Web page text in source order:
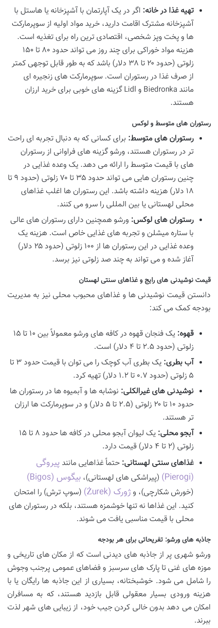
تهیه غذا در خانه: اگر در یک آپارتمان با آشپزخانه یا هاستل با
آشپزخانه مشترک اقامت دارید، خرید مواد اولیه از سوپرمارکت
ها و پخت وپز شخصی، اقتصادی ترین راه برای تغذیه است.
هزینه مواد خوراکی برای چند روز می تواند حدود ۸۰ تا ۱۵۰
زلوتی (حدود ۲۰ تا ۳۸ دلار) باشد که به طور قابل توجهی کمتر
از صرف غذا در رستوران است. سوپرمارکت های زنجیره ای
مانند Biedronka و Lidl گزینه های خوبی برای خرید ارزان
هستند.
رستوران های متوسط و لوکس
رستوران های متوسط: برای کسانی که به دنبال تجربه ای راحت
تر در رستوران هستند، ورشو گزینه های فراوانی از رستوران
های با قیمت متوسط را ارائه می دهد. یک وعده غذایی در
چنین رستوران هایی می تواند حدود ۳۵ تا ۷۰ زلوتی (حدود ۹ تا
۱۸ دلار) هزینه داشته باشد. این رستوران ها اغلب غذاهای
محلی لهستانی یا بین المللی را سرو می کنند.
رستوران های لوکس: ورشو همچنین دارای رستوران های عالی
با ستاره میشلن و تجربه های غذایی خاص است. هزینه یک
وعده غذایی در این رستوران ها از ۱۰۰ زلوتی (حدود ۲۵ دلار)
آغاز شده و می تواند به چند صد زلوتی نیز برسد.
قیمت نوشیدنی های رایج و غذاهای سنتی لهستان
دانستن قیمت نوشیدنی ها و غذاهای محبوب محلی نیز به مدیریت
بودجه کمک می کند:
قهوه:
یک فنجان قهوه در کافه های ورشو معمولاً بین ۱۰ تا ۱۵
زلوتی (حدود ۲.۵ تا ۴ دلار) است.
آب بطری:
یک بطری آب کوچک را می توان با قیمت حدود ۳ تا
۵ زلوتی (حدود ۰.۷ تا ۱.۲ دلار) تهیه کرد.
نوشیدنی های غیرالکلی: نوشابه ها و آبمیوه ها در رستوران ها
حدود ۱۰ تا ۲۰ زلوتی (۲.۵ تا ۵ دلار) و در سوپرمارکت ها ارزان
تر هستند.
آبجو محلی:
یک لیوان آبجو محلی در کافه ها حدود ۸ تا ۱۵
زلوتی (۲ تا ۴ دلار) قیمت دارد.
غذاهای سنتی لهستانی: حتماً غذاهایی مانند پیروگی
(Pierogi)
(پیراشکی های لهستانی)، بیگوس (Bigos)
(خورش شکارچی)، وژورک (Żurek)
(سوپ ترش) را امتحان
کنید. این غذاها نه تنها خوشمزه هستند، بلکه در رستوران های
محلی با قیمت مناسبی یافت می شوند.
جاذبه های ورشو: تفریحاتی برای هر بودجه
ورشو شهری پر از جاذبه های دیدنی است که از مکان های تاریخی و
موزه های غنی تا پارک های سرسبز و فضاهای عمومی پرجنب وجوش
را شامل می شود. خوشبختانه، بسیاری از این جاذبه ها رایگان یا با
هزینه ورودی بسیار معقولی قابل بازدید هستند، که به مسافران
امکان می دهد بدون خالی کردن جیب خود، از زیبایی های شهر لذت
ببرند.